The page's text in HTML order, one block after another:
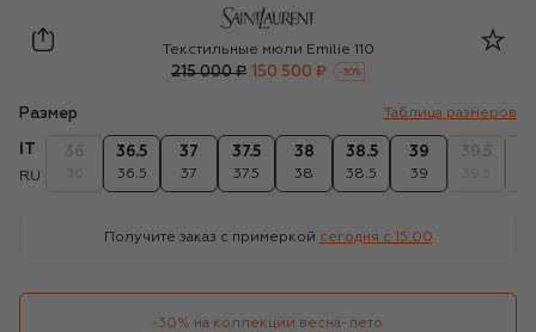
Saint Laurent
Текстильные мюли Emilie 110
215 000 ₽ 150 500 ₽ -30%
Размер Таблица размеров
RU
36.5
36.5
37
37
37.5
37.5
38
38
38.5
38.5
39
39
Получите заказ с примеркой сегодня c 15:00
-30% на коллекции весна-лето